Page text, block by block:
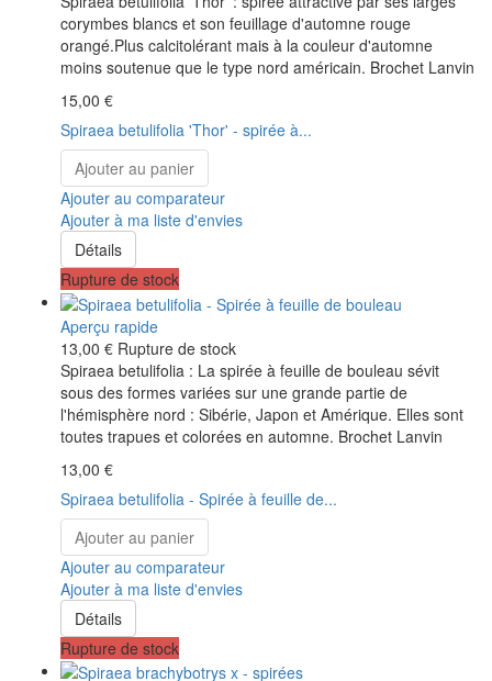
corymbes blancs et son feuillage d'automne rouge
orangé.Plus calcitolérant mais à la couleur d'automne
moins soutenue que le type nord américain. Brochet Lanvin
15,00 €
Spiraea betulifolia 'Thor' - spirée à...
Ajouter au panier
Ajouter au comparateur
Ajouter à ma liste d'envies
Détails
Rupture de stock
Aperçu rapide
13,00 € Rupture de stock
Spiraea betulifolia : La spirée à feuille de bouleau sévit
sous des formes variées sur une grande partie de
l'hémisphère nord : Sibérie, Japon et Amérique. Elles sont
toutes trapues et colorées en automne. Brochet Lanvin
13,00 €
Spiraea betulifolia - Spirée à feuille de...
Ajouter au panier
Ajouter au comparateur
Ajouter à ma liste d'envies
Détails
Rupture de stock